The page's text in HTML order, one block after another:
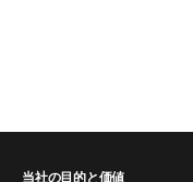
当社の目的と価値